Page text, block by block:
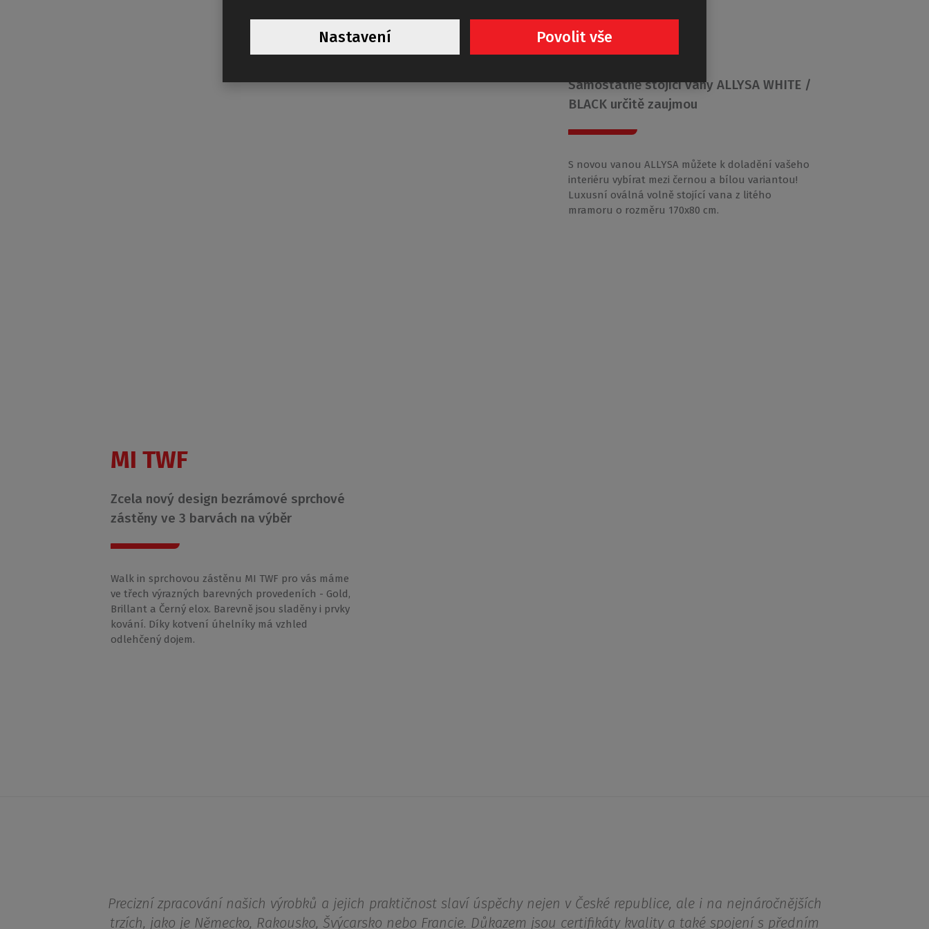
ALLYSA
Samostatně stojící vany ALLYSA WHITE /
BLACK určitě zaujmou
S novou vanou ALLYSA můžete k doladění vašeho
interiéru vybírat mezi černou a bílou variantou!
Luxusní oválná volně stojící vana z litého
mramoru o rozměru 170x80 cm.
MI TWF
Zcela nový design bezrámové sprchové
zástěny ve 3 barvách na výběr
Walk in sprchovou zástěnu MI TWF pro vás máme
ve třech výrazných barevných provedeních - Gold,
Brillant a Černý elox. Barevně jsou sladěny i prvky
kování. Díky kotvení úhelníky má vzhled
odlehčený dojem.
Precizní zpracování našich výrobků a jejich praktičnost slaví úspěchy nejen v České republice, ale i na nejnáročnějších
trzích, jako je Německo, Rakousko, Švýcarsko nebo Francie. Důkazem jsou certifikáty kvality a také spojení s předním
Nastavení Povolit vše